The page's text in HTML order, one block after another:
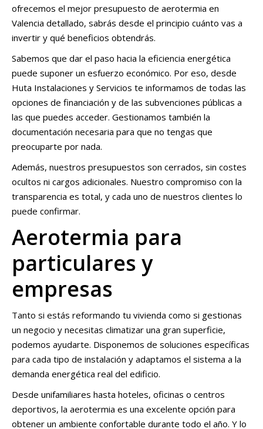
ofrecemos el mejor presupuesto de aerotermia en
Valencia detallado, sabrás desde el principio cuánto vas a
invertir y qué beneficios obtendrás.
Sabemos que dar el paso hacia la eficiencia energética
puede suponer un esfuerzo económico. Por eso, desde
Huta Instalaciones y Servicios te informamos de todas las
opciones de financiación y de las subvenciones públicas a
las que puedes acceder. Gestionamos también la
documentación necesaria para que no tengas que
preocuparte por nada.
Además, nuestros presupuestos son cerrados, sin costes
ocultos ni cargos adicionales. Nuestro compromiso con la
transparencia es total, y cada uno de nuestros clientes lo
puede confirmar.
Aerotermia para
particulares y
empresas
Tanto si estás reformando tu vivienda como si gestionas
un negocio y necesitas climatizar una gran superficie,
podemos ayudarte. Disponemos de soluciones específicas
para cada tipo de instalación y adaptamos el sistema a la
demanda energética real del edificio.
Desde unifamiliares hasta hoteles, oficinas o centros
deportivos, la aerotermia es una excelente opción para
obtener un ambiente confortable durante todo el año. Y lo